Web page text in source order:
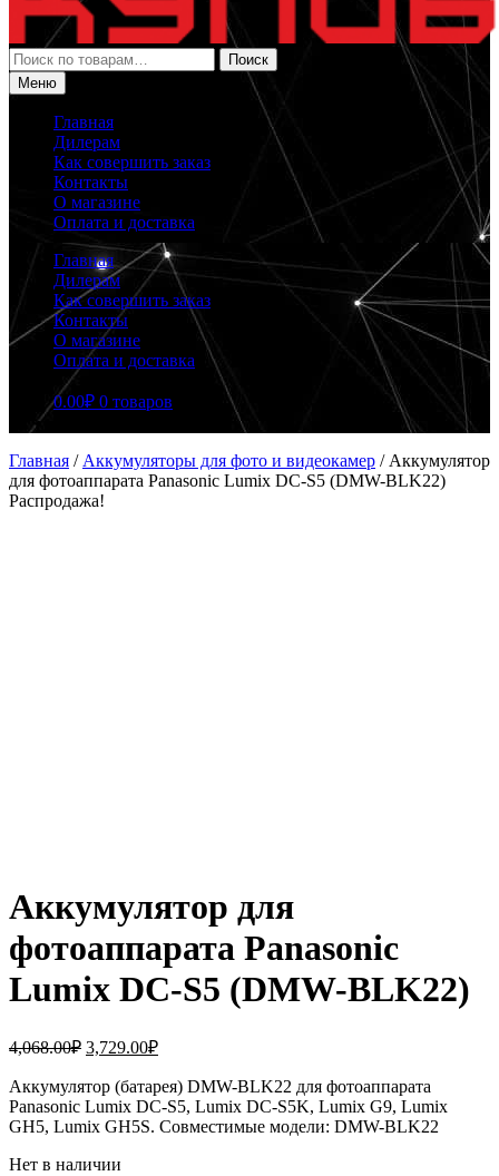
Искать:
Поиск
Меню
Главная
Дилерам
Как совершить заказ
Контакты
О магазине
Оплата и доставка
Главная
Дилерам
Как совершить заказ
Контакты
О магазине
Оплата и доставка
0.00₽ 0 товаров
Главная / Аккумуляторы для фото и видеокамер / Аккумулятор
для фотоаппарата Panasonic Lumix DC-S5 (DMW-BLK22)
Распродажа!
Аккумулятор для
фотоаппарата Panasonic
Lumix DC-S5 (DMW-BLK22)
4,068.00₽ Первоначальная
составляла
4,068.00₽.
3,729.00₽Текущая
3,729.00₽.
Аккумулятор (батарея) DMW-BLK22 для фотоаппарата
Panasonic Lumix DC-S5, Lumix DC-S5K, Lumix G9, Lumix
GH5, Lumix GH5S. Совместимые модели: DMW-BLK22
Нет в наличии